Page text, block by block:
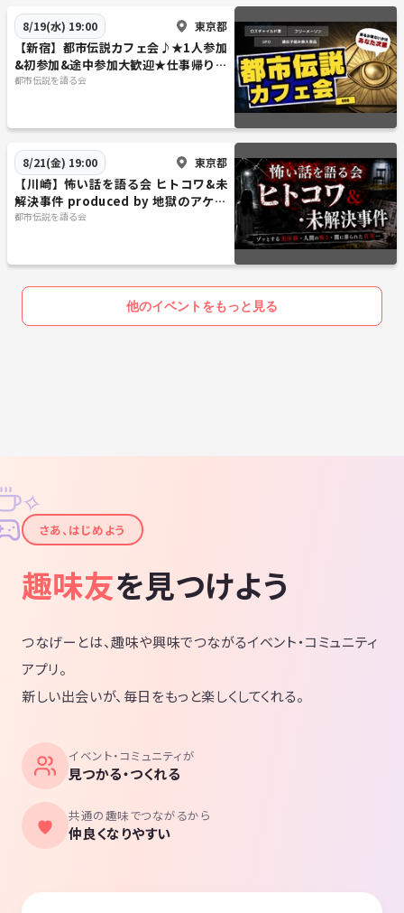
ン、マグナBSP、ロズウェル事件、ネアンデルタール人、黒魔術、DAR
PA、ロンギヌスの槍、プルスウルトラ、ニコラテスラ、八咫烏、バイオ
スフィア、ワープ技術、量子エンタンゲルメント、ダークマター・ダー
クエネルギー、タイムトラベル、数秘術、カタカムナ、超能力研究企
業、プロビデンスの目、大型ハドロン型衝突加速器、ダークウェブ、超
能力で味が変わる店、ガイア理論、宇宙エレベーター&スカイフック、
エシュロンとxkeyscore、タキオン通信、アルクビエレ・ドライブ、バ
イオセントリズム、般若心経と宇宙、地球意識プロジェクト、乱数発生
装置、シンクロニシティ、アカシックレコード、アセンション、Dの意
志、易経、アジェンダ21、ヴォイニッチ手稿、ギガス写本、369の秘
密、432hzと440hz、三種の神器、アコースティックキティー、偽造ブラ
ンド、回転寿司、電流戦争、スマートドラッグ、コールドスリープ、ア
トランティスとムー大陸、ゴールデンレコード、シュミレーション仮
説、r/place、上級国民、宇宙旅行に行けなくなる日、EMP、ネフィリ
ム、ハイヤーセルフ、北センチネル島、ソーラーワーデン、SSP、Qア
ノン、予測プログラミング、獣の刻印、トゥーレ協会、ブリル協会、マ
リア・オルシック、SETI、ムーンショット目標、マカバとバジュラ、コ
資金、MJ12、三極委員会、TR3B、300人委員会、911同時多発テロ事
件、スカル・アンド・ボーンズ、王立国際問題研究所、世界銀行、バイ
オタイド理論、プラーナ、合成生命、宇宙マイクロ波背景放射、瀬織津
キントン海水療法、DMT、アヤワスカ、ゼカリア・シッチン、ルルアメ
ルプロジェクト、シューマン共振、お札の秘密、水酸化グラフェン、ク
バーコード、エーテル、アストラル体、時空標準研究室、テラヘルツ、
SDGｓ、レインボーボディ、カシミール効果、サンチアゴ513便事件、R
CEP、人間原理、長岡半太郎、ワープは9回まで、マンデルブロ集合とブ
ッダブロ集合、アレイスター・クローリー、黄金の夜明け団、薔薇十字
123便事件、フィボナッチ数列、ピタゴラス、エメラルドタブレット、
ヘルメス文書、多世界解釈、エリファス・レヴィ、メタトロン、タイム
ウェーバー、龍鳳文字、ユニバーサルマイクロスコープ、ハノーヴァー
家、シェルバーン一族、国連宇宙局、3S政策、ロスアラモス国立研究所
8/19(水) 19:00 東京都
【新宿】都市伝説カフェ会♪★1人参加
&初参加&途中参加大歓迎★仕事帰りに
楽しいご縁を♪毎回満員御礼★出会い
都市伝説を語る会
8/21(金) 19:00 東京都
【川崎】怖い話を語る会 ヒトコワ&未
解決事件 produced by 地獄のアケミ
倶楽部
都市伝説を語る会
他のイベントをもっと見る
✦
✧
さあ、はじめよう
趣味友を見つけよう
つなげーとは、趣味や興味でつながるイベント・コミュニティ
アプリ。
新しい出会いが、毎日をもっと楽しくしてくれる。
イベント・コミュニティが
見つかる・つくれる
共通の趣味でつながるから
仲良くなりやすい